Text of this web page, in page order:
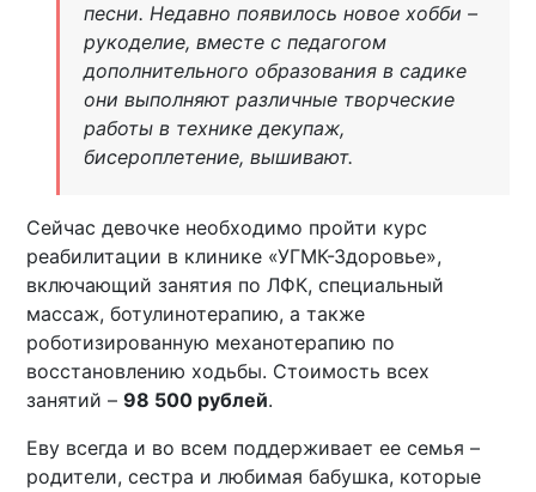
песни. Недавно появилось новое хобби –
рукоделие, вместе с педагогом
дополнительного образования в садике
они выполняют различные творческие
работы в технике декупаж,
бисероплетение, вышивают.
Сейчас девочке необходимо пройти курс
реабилитации в клинике «УГМК-Здоровье»,
включающий занятия по ЛФК, специальный
массаж, ботулинотерапию, а также
роботизированную механотерапию по
восстановлению ходьбы. Стоимость всех
занятий –98 500 рублей.
Еву всегда и во всем поддерживает ее семья –
родители, сестра и любимая бабушка, которые